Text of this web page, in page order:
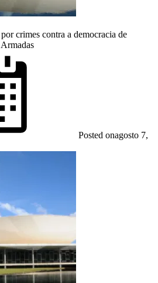
crimes contra a democracia de
Posted onagosto 7,